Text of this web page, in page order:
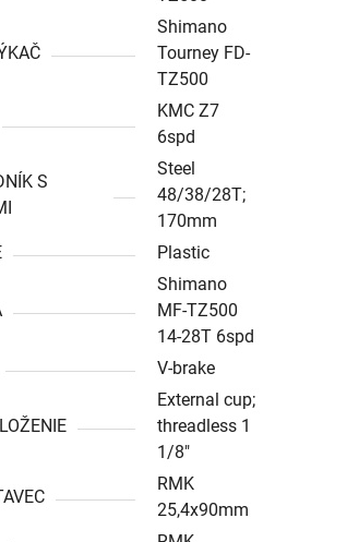
Shimano
Tourney FD-
TZ500
KMC Z7
6spd
S
Steel
48/38/28T;
170mm
Plastic
Shimano
MF-TZ500
14-28T 6spd
V-brake
External cup;
threadless 1
1/8″
RMK
25,4x90mm